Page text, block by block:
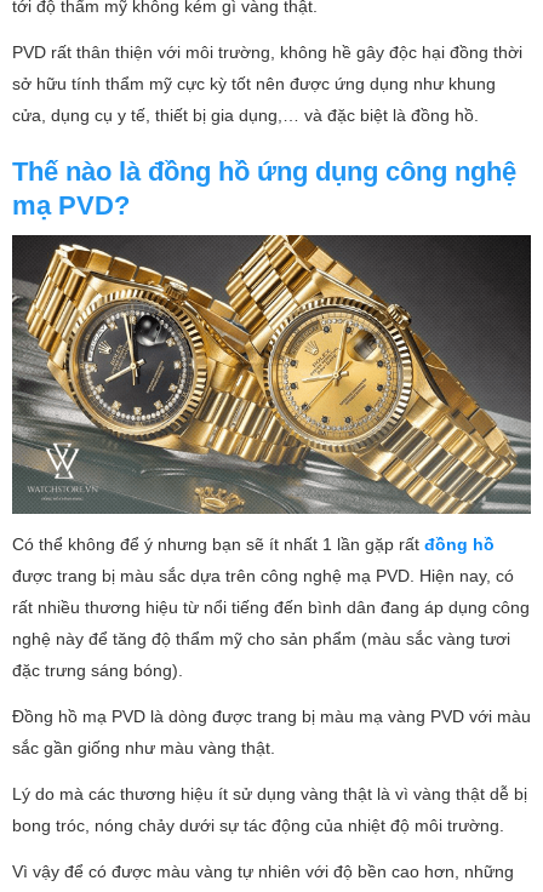
tới độ thẩm mỹ không kém gì vàng thật.
PVD rất thân thiện với môi trường, không hề gây độc hại đồng thời
sở hữu tính thẩm mỹ cực kỳ tốt nên được ứng dụng như khung
cửa, dụng cụ y tế, thiết bị gia dụng,… và đặc biệt là đồng hồ.
Thế nào là đồng hồ ứng dụng công nghệ
mạ PVD?
Có thể không để ý nhưng bạn sẽ ít nhất 1 lần gặp rất đồng hồ
được trang bị màu sắc dựa trên công nghệ mạ PVD. Hiện nay, có
rất nhiều thương hiệu từ nổi tiếng đến bình dân đang áp dụng công
nghệ này để tăng độ thẩm mỹ cho sản phẩm (màu sắc vàng tươi
đặc trưng sáng bóng).
Đồng hồ mạ PVD là dòng được trang bị màu mạ vàng PVD với màu
sắc gần giống như màu vàng thật.
Lý do mà các thương hiệu ít sử dụng vàng thật là vì vàng thật dễ bị
bong tróc, nóng chảy dưới sự tác động của nhiệt độ môi trường.
Vì vậy để có được màu vàng tự nhiên với độ bền cao hơn, những